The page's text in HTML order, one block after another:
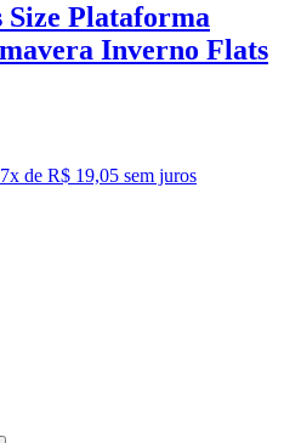
Plataforma
Inverno Flats
7x de R$ 19,05 sem juros